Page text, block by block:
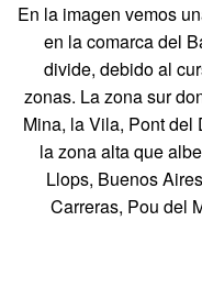
En la imagen vemos
en la comarca del
divide, debido al
zonas. La zona sur
Mina, la Vila, Pont
la zona alta que
Llops, Buenos
Carreras, Pou del